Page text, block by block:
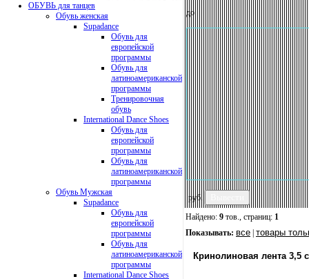
ОБУВЬ для танцев
Обувь женская
Supadance
Обувь для
европейской
программы
Обувь для
латиноамериканской
программы
Тренировочная
обувь
International Dance Shoes
Обувь для
европейской
программы
Обувь для
латиноамериканской
программы
Обувь Мужская
Supadance
Обувь для
европейской
программы
Обувь для
латиноамериканской
программы
International Dance Shoes
до
руб.
Найдено: 9 тов., страниц: 1
Показывать: все товары
Кринолиновая лента 3,5